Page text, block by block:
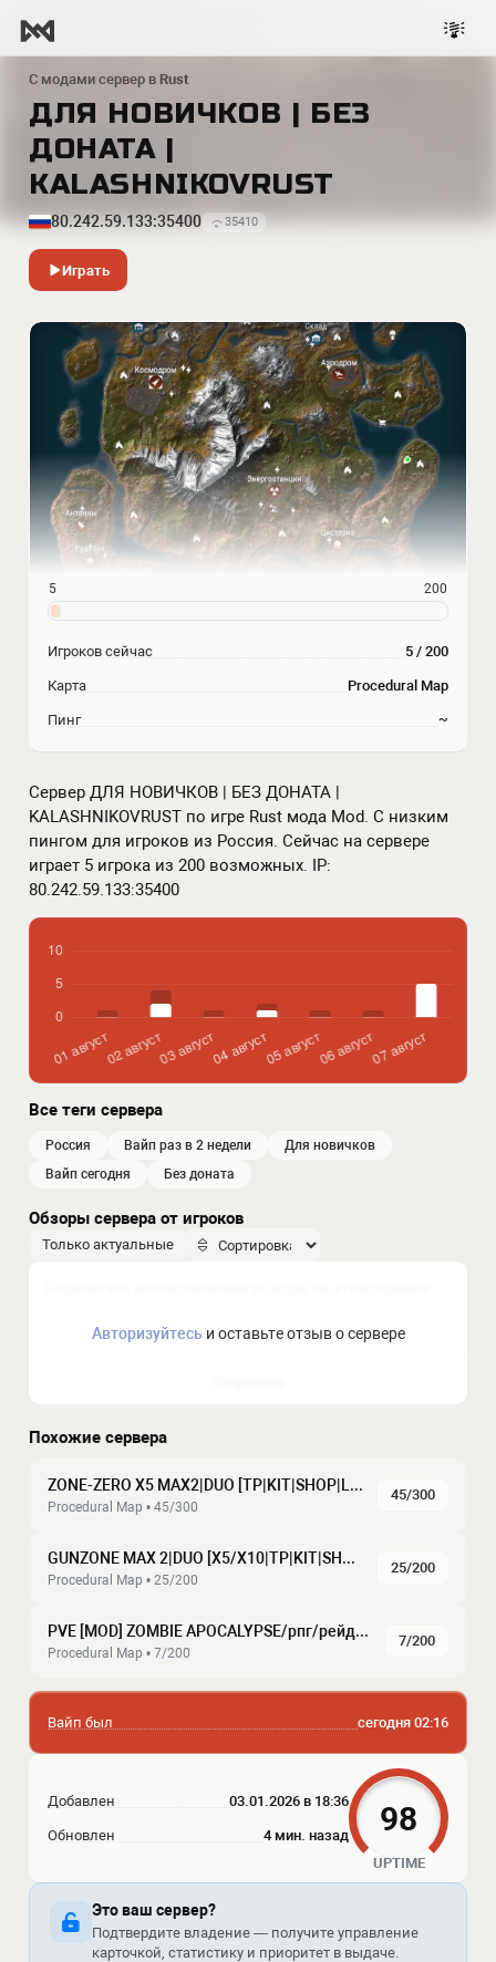
С модами сервер в Rust
ДЛЯ НОВИЧКОВ | БЕЗ
ДОНАТА |
KALASHNIKOVRUST
80.242.59.133:35400 35410
Играть
Сервер ДЛЯ НОВИЧКОВ | БЕЗ ДОНАТА |
KALASHNIKOVRUST по игре Rust мода Mod. С низким
пингом для игроков из Россия. Сейчас на сервере
играет 5 игрока из 200 возможных. IP:
80.242.59.133:35400
Все теги сервера
россия вайп раз в 2 недели
для новичков
вайп сегодня
без доната
Обзоры сервера от игроков
Только актуальные
Авторизуйтесьи оставьте отзыв о сервере
Похожие сервера
ZONE-ZERO X5 MAX2|DUO [TP|KIT|SHOP|LOOT+|Copter]
Procedural Map • 45/300
45/300
GUNZONE MAX 2|DUO [X5/X10|TP|KIT|SHOP|LOOT+|Copter]
Procedural Map • 25/200
25/200
PVE [MOD] ZOMBIE APOCALYPSE/рпг/рейд/верт/танк/1
Procedural Map • 7/200
7/200
5 200
Игроков сейчас 5 / 200
Карта Procedural Map
Пинг ~
Вайп был сегодня 02:16
Добавлен 03.01.2026 в 18:36
Обновлен 4 мин. назад 98
UPTIME
Это ваш сервер?
Подтвердите владение — получите управление
карточкой, статистику и приоритет в выдаче.